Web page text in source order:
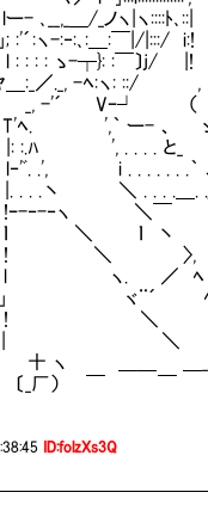
/_ノヽ|ヽ::::ﾄ､::|
:‐:､:＿:￣|/|:::/ i:!
: ゝ-┬}: :￣〕j/ |!
／._, -ﾍ:ヽ: ::/ ,
_ _, -'´ Vｰ┘
｀ ー- 、 ゝ
', . . . . と_
. . . . . . .｀
＼ . . . .＿.
‐ヽ ＼￣
ｌ 丶
＼ 〉,
ﾍ
¨´
＿_ ．
） ￣ ￣
ID:folzXs3Q